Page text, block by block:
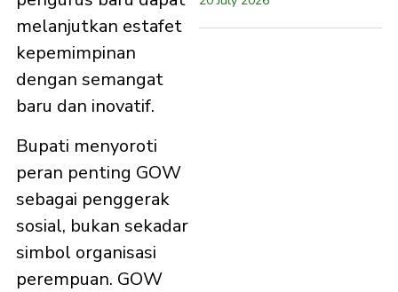
melanjutkan estafet
kepemimpinan
dengan semangat
baru dan inovatif.
Bupati menyoroti
peran penting GOW
sebagai penggerak
sosial, bukan sekadar
simbol organisasi
perempuan. GOW